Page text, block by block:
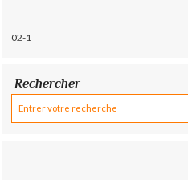
02-1
Rechercher